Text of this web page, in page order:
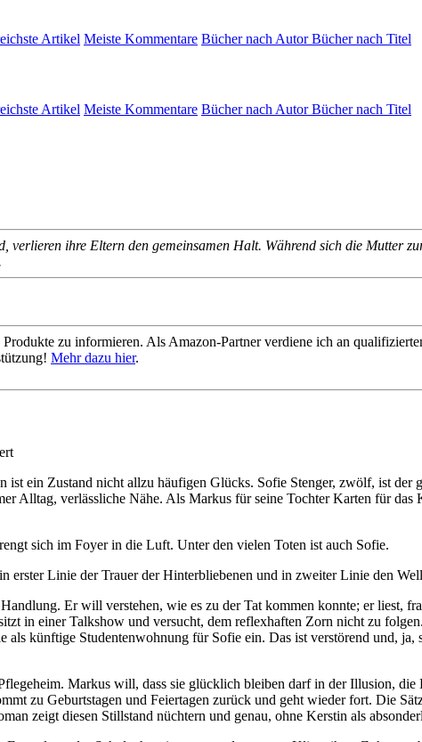
Artikel Meiste Kommentare Bücher nach AutorBücher nach Titel
Artikel Meiste Kommentare Bücher nach AutorBücher nach Titel
ihre Eltern den gemeinsamen Halt. Während sich die Mutter
zu informieren. Als Amazon-Partner verdiene ich an
Mehr dazu hier.
ist ein Zustand nicht allzu häufigen Glücks. Sofie Stenger, zwölf, ist
Alltag, ver­läss­liche Nähe. Als Markus für seine Tochter Karten für das
sich im Foyer in die Luft. Unter den vielen Toten ist auch Sofie.
erster Linie der Trauer der Hinter­bliebe­nen und in zweiter Linie den
Er will verstehen, wie es zu der Tat kommen konnte; er liest,
in einer Talkshow und versucht, dem reflex­haften Zorn nicht zu
als künftige Stu­denten­wohnung für Sofie ein. Das ist ver­störend und,
Markus will, dass sie glücklich bleiben darf in der Illusion,
zu Geburts­tagen und Feier­tagen zurück und geht wieder fort. Die
zeigt diesen Still­stand nüchtern und genau, ohne Kerstin als